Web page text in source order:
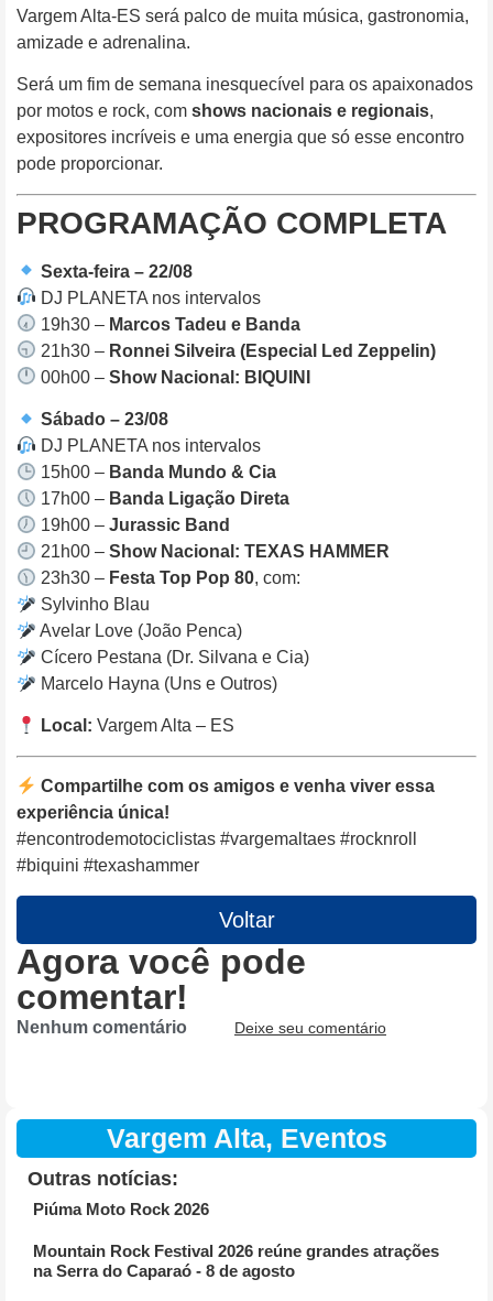
Vargem Alta-ES será palco de muita música, gastronomia,
amizade e adrenalina.
Será um fim de semana inesquecível para os apaixonados
por motos e rock, com shows nacionais e regionais,
expositores incríveis e uma energia que só esse encontro
pode proporcionar.
PROGRAMAÇÃO COMPLETA
Sexta-feira – 22/08
DJ PLANETA nos intervalos
19h30 – Marcos Tadeu e Banda
21h30 – Ronnei Silveira (Especial Led Zeppelin)
00h00 –Show Nacional: BIQUINI
Sábado – 23/08
DJ PLANETA nos intervalos
15h00 – Banda Mundo & Cia
17h00 – Banda Ligação Direta
19h00 –Jurassic Band
21h00 –Show Nacional: TEXAS HAMMER
23h30 – Festa Top Pop 80, com:
Sylvinho Blau
Avelar Love (João Penca)
Cícero Pestana (Dr. Silvana e Cia)
Marcelo Hayna (Uns e Outros)
Local: Vargem Alta – ES
Compartilhe com os amigos e venha viver essa
experiência única!
#encontrodemotociclistas #vargemaltaes #rocknroll
#biquini #texashammer
Voltar
Agora você pode
comentar!
Nenhum comentário Deixe seu comentário
Vargem Alta, Eventos
Outras notícias:
Piúma Moto Rock 2026
Mountain Rock Festival 2026 reúne grandes atrações
na Serra do Caparaó - 8 de agosto